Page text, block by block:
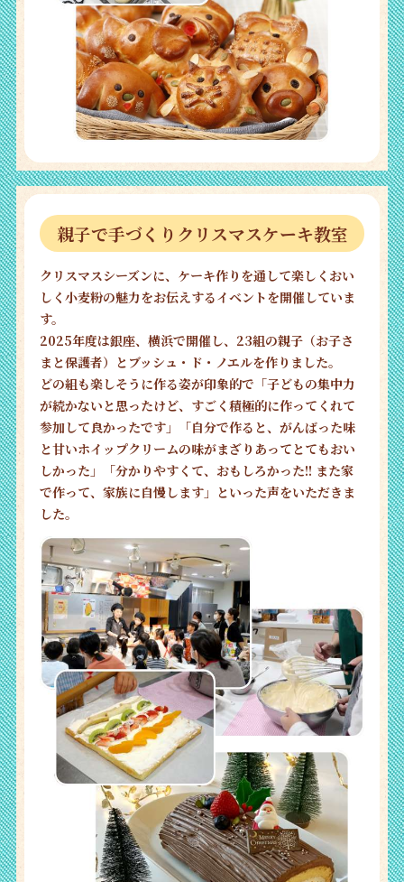
親子で手づくりクリスマスケーキ教室
クリスマスシーズンに、ケーキ作りを通して楽しくおい
しく小麦粉の魅力をお伝えするイベントを開催していま
す。
2025年度は銀座、横浜で開催し、23組の親子（お子さ
まと保護者）とブッシュ・ド・ノエルを作りました。
どの組も楽しそうに作る姿が印象的で「子どもの集中力
が続かないと思ったけど、すごく積極的に作ってくれて
参加して良かったです」「自分で作ると、がんばった味
と甘いホイップクリームの味がまざりあってとてもおい
しかった」「分かりやすくて、おもしろかった!! また家
で作って、家族に自慢します」といった声をいただきま
した。